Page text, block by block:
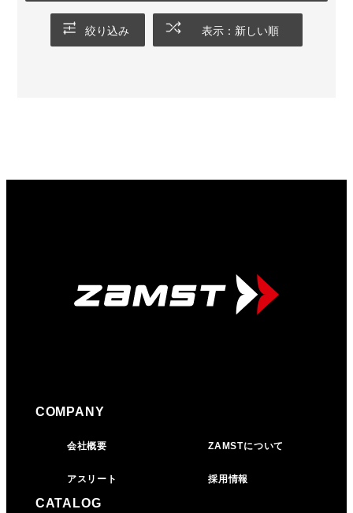
絞り込み 表示：新しい順
COMPANY
会社概要 ZAMSTについて
アスリート 採用情報
CATALOG